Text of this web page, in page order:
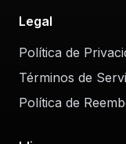
Legal
Política de
Términos de
Política de